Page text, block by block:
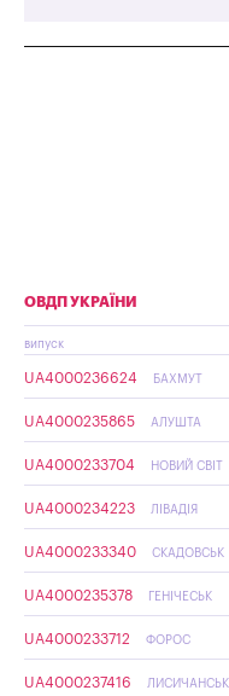
ОВДП УКРАЇНИ
випуск
UA4000236624 БАХМУТ
UA4000235865 АЛУШТА
UA4000233704 НОВИЙ СВІТ
UA4000234223 ЛІВАДІЯ
UA4000233340 СКАДОВСЬК
UA4000235378 ГЕНІЧЕСЬК
UA4000233712 ФОРОС
UA4000237416 ЛИСИЧАНСЬК